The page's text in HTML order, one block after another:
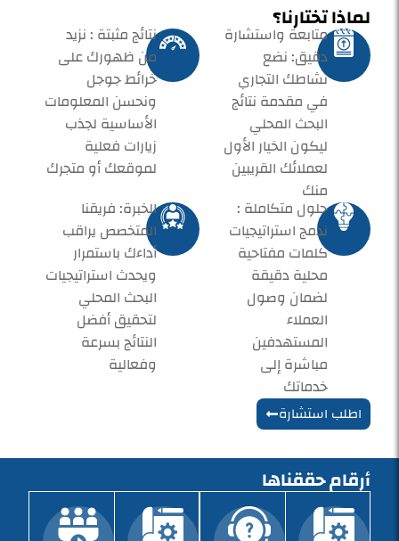
لماذا تختارنا؟
متابعة واستشارة
دقيق: نضع
نشاطك التجاري
في مقدمة نتائج
البحث المحلي
ليكون الخيار الأول
لعملائك القريبين
منك
نتائج مثبتة : نزيد
من ظهورك على
خرائط جوجل
ونحسن المعلومات
الأساسية لجذب
زيارات فعلية
لموقعك أو متجرك
حلول متكاملة :
ندمج استراتيجيات
كلمات مفتاحية
محلية دقيقة
لضمان وصول
العملاء
المستهدفين
مباشرة إلى
خدماتك
الخبرة: فريقنا
المتخصص يراقب
أداءك باستمرار
ويحدث استراتيجيات
البحث المحلي
لتحقيق أفضل
النتائج بسرعة
وفعالية
اطلب استشارة
أرقام حققناها